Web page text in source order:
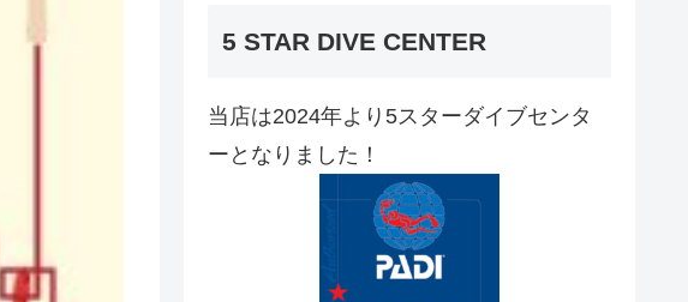
5 STAR DIVE CENTER
当店は2024年より5スターダイブセンタ
ーとなりました！